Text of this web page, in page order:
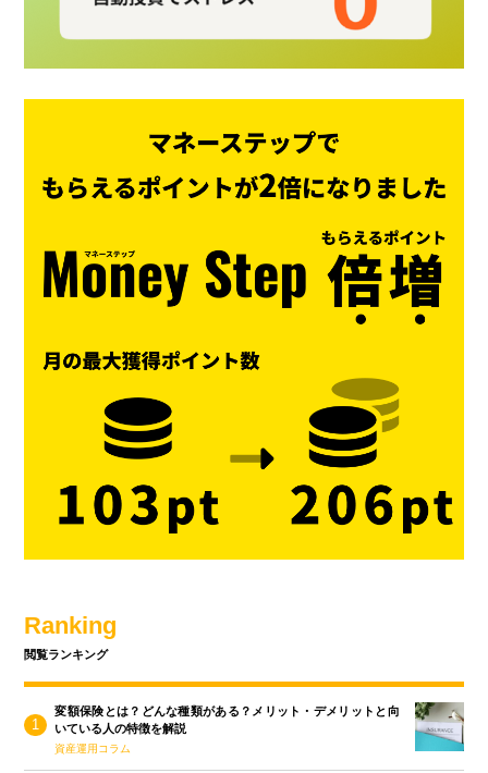
Ranking
閲覧ランキング
変額保険とは？どんな種類がある？メリット・デメリットと向
いている人の特徴を解説
資産運用コラム